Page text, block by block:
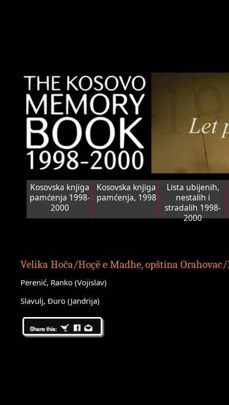
Kosovska knjiga
pamćenja 1998-
2000
Kosovska knjiga
pamćenja, 1998
Lista ubijenih,
nestalih i
stradalih 1998-
2000
Velika Hoča/Hoçë e Madhe, opština Orahovac/
Perenić, Ranko (Vojislav)
Slavulj, Ðuro (Jandrija)